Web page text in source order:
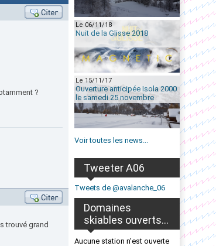
?
trouvé grand
Le 06/11/18
Nuit de la Glisse 2018
Le 15/11/17
Ouverture anticipée Isola 2000
le samedi 25 novembre
Voir toutes les news...
Tweeter A06
Tweets de @avalanche_06
Domaines
skiables ouverts...
Aucune station n'est ouverte